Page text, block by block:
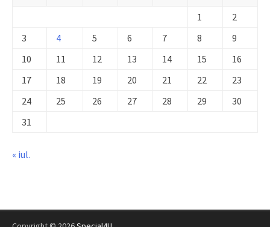
1
2
3
4 5 6 7 8
9
10
11 12 13 14 15
16
17
18 19 20 21 22
23
24
25 26 27 28 29
30
31
« iul.